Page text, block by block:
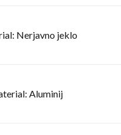
Nerjavno jeklo
Aluminij